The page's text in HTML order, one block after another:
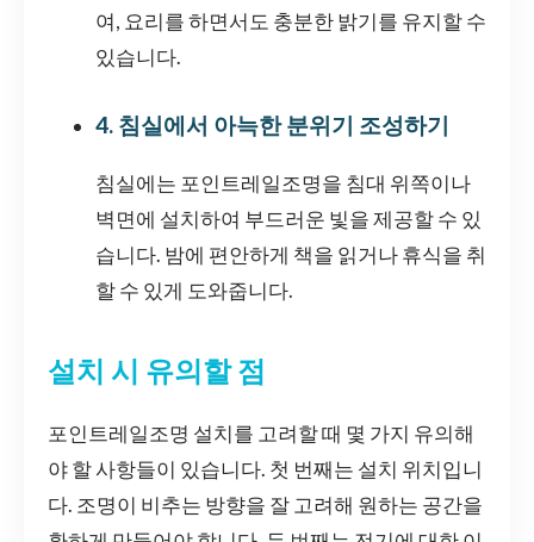
여, 요리를 하면서도 충분한 밝기를 유지할 수
있습니다.
4. 침실에서 아늑한 분위기 조성하기
침실에는 포인트레일조명을 침대 위쪽이나
벽면에 설치하여 부드러운 빛을 제공할 수 있
습니다. 밤에 편안하게 책을 읽거나 휴식을 취
할 수 있게 도와줍니다.
설치 시 유의할 점
포인트레일조명 설치를 고려할 때 몇 가지 유의해
야 할 사항들이 있습니다. 첫 번째는 설치 위치입니
다. 조명이 비추는 방향을 잘 고려해 원하는 공간을